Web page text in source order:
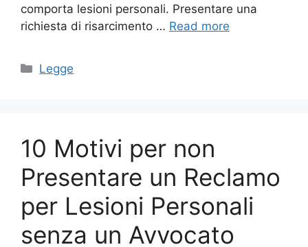
comporta lesioni personali. Presentare una
richiesta di risarcimento … Read more
Categories
Legge
10 Motivi per non
Presentare un Reclamo
per Lesioni Personali
senza un Avvocato